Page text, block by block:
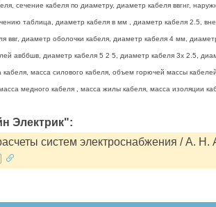
сечение кабеля по диаметру, диаметр кабеля ввгнг,
таблица, диаметр кабеля в мм , диаметр кабеля 2.5,
диаметр оболочки кабеля, диаметр кабеля 4 мм,
авббшв, диаметр кабеля 5 2 5, диаметр кабеля 3х 2.5,
масса силового кабеля, объем горючей массы
медного кабеля , масса жилы кабеля, масса изоляции
Электрик":
систем электроснабжения / А.